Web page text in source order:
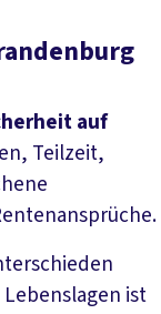
auf
Teilzeit,
ist